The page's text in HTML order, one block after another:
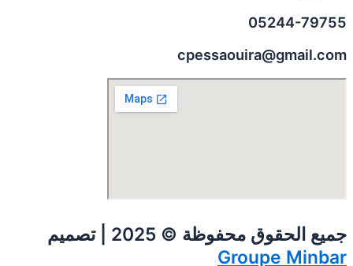
05244-79755
cpessaouira@gmail.com
جميع الحقوق محفوظة © 2025 | تصميم
Groupe Minbar